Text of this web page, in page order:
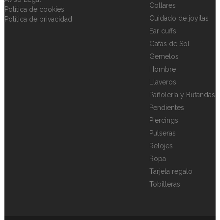
Política de cookies
Política de privacidad
Collares
Cuidado de joyitas
Ear cuffs
Gafas de Sol
Gemelos
Hombre
Llaveros
Pañolería y Bufandas
Pendientes
Piercings
Pulseras
Relojes
Ropa
Tarjeta regalo
Tobilleras